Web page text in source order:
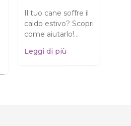
Il tuo cane soffre il
caldo estivo? Scopri
come aiutarlo!
garantire al tuo
amico a quattro
Leggi di più